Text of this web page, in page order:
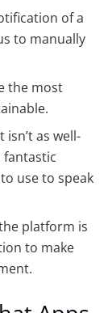
of a
to manually
the most
isn’t as well-
fantastic
use to speak
platform is
to make